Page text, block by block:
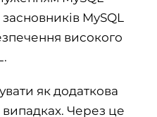
MySQL
високого
як додаткова
випадках. Через це